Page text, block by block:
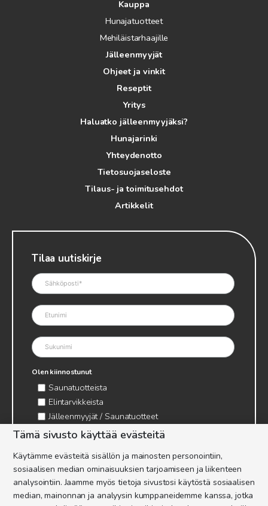
Kauppa
Hunajatuotteet
Mehiläistarhaajille
Jälleenmyyjät
Ohjeet ja vinkit
Reseptit
Yritys
Haluatko jälleenmyyjäksi?
Hunajarinki
Yhteydenotto
Tietosuojaseloste
Tilaus- ja toimitusehdot
Artikkelit
Tilaa uutiskirje
Olen kiinnostunut
Saunatuotteista
Elintarvikkeista
Jälleenmyyjät / Saunatuotteet
Jälleenmyyjät / Elintarvikkeet
Mehiläistarvikkeet
Ajankohtaista & tietopaketit tarhaajalle
Tämä sivusto käyttää evästeitä
Käytämme evästeitä sisällön ja mainosten personointiin,
sosiaalisen median ominaisuuksien tarjoamiseen ja liikenteen
analysointiin. Jaamme myös tietoja sivustosi käytöstä sosiaalisen
median, mainonnan ja analyysin kumppaneidemme kanssa, jotka